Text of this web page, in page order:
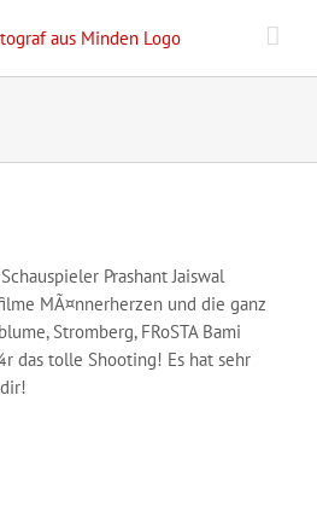
Prashant Jaiswal
MÃ¤nnerherzen und die ganz
Stromberg, FRoSTA Bami
das tolle Shooting! Es hat sehr